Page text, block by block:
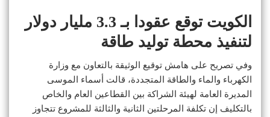
الكويت توقع عقودا بـ 3.3 مليار دولار
لتنفيذ محطة توليد طاقة
وفي تصريح على هامش توقيع الوثيقة بالتعاون مع وزارة
الكهرباء والماء والطاقة المتجددة، قالت أسماء الموسى
المديرة العامة لهيئة الشراكة بين القطاعين العام والخاص
بالتكليف إن تكلفة المرحلتين الثانية والثالثة للمشروع تتجاوز